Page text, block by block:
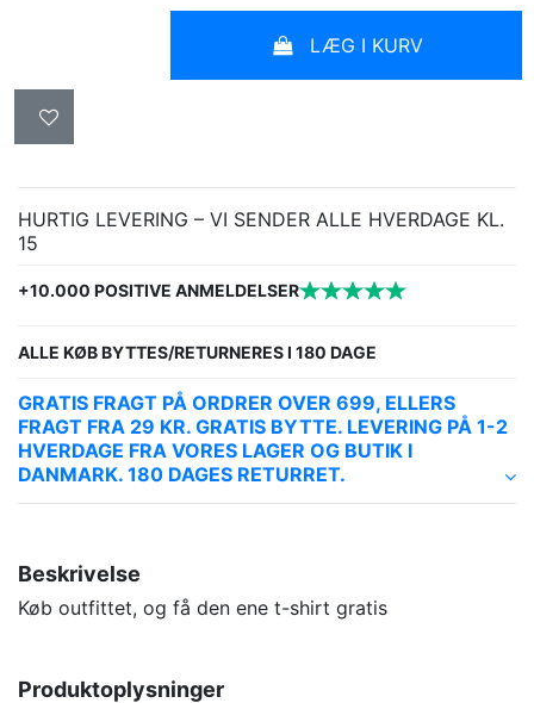
LÆG I KURV
HURTIG LEVERING – VI SENDER ALLE HVERDAGE KL.
15
+10.000 POSITIVE ANMELDELSER
ALLE KØB BYTTES/RETURNERES I 180 DAGE
GRATIS FRAGT PÅ ORDRER OVER 699, ELLERS
FRAGT FRA 29 KR. GRATIS BYTTE. LEVERING PÅ 1-2
HVERDAGE FRA VORES LAGER OG BUTIK I
DANMARK. 180 DAGES RETURRET.
Beskrivelse
Køb outfittet, og få den ene t-shirt gratis
Produktoplysninger